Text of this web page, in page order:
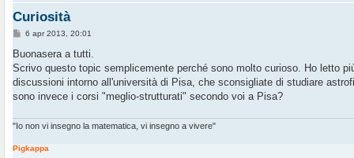
Curiosità
M
s
a
g
i
6 apr 2013, 20:01
Buonasera a tutti.
Scrivo questo topic semplicemente perché sono molto curioso. Ho letto
discussioni intorno all'università di Pisa, che sconsigliate di studiare
sono invece i corsi "meglio-strutturati" secondo voi a Pisa?
"Io non vi insegno la matematica, vi insegno a vivere"
Pigkappa